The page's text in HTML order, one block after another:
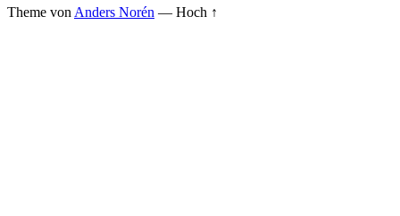
Theme von Anders Norén — Hoch ↑